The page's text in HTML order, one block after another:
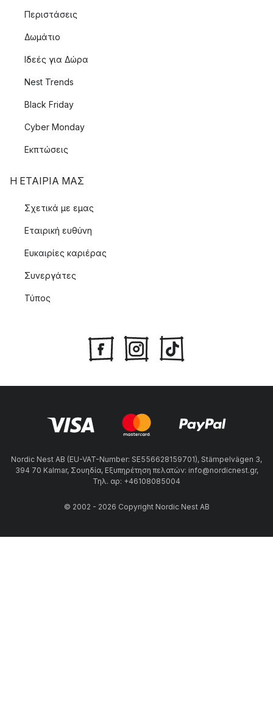
Περιστάσεις
Δωμάτιο
Ιδεές για Δώρα
Nest Trends
Black Friday
Cyber Monday
Εκπτώσεις
Η ΕΤΑΊΡΙΑ ΜΑΣ
Σχετικά με εμας
Εταιρική ευθύνη
Ευκαιρίες καριέρας
Συνεργάτες
Τύπος
Nordic Nest AB (EU-VAT-Number: SE556628159701), Stämpelvägen 3,
394 70 Kalmar, Σουηδία, Εξυπηρέτηση πελατών: info@nordicnest.gr,
Τηλ. αρ: +46108085004
© 2002 - 2026 Copyright Nordic Nest AB